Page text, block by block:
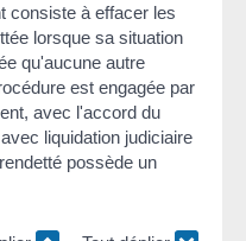
consiste à effacer les
lorsque sa situation
qu'aucune autre
est engagée par
avec l'accord du
liquidation judiciaire
possède un